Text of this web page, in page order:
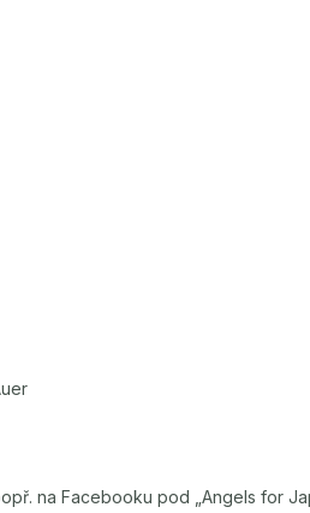
na Facebooku pod „Angels for